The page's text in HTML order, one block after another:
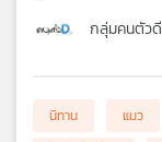
กลุ่มคนตัวดี
นิทาน แมว